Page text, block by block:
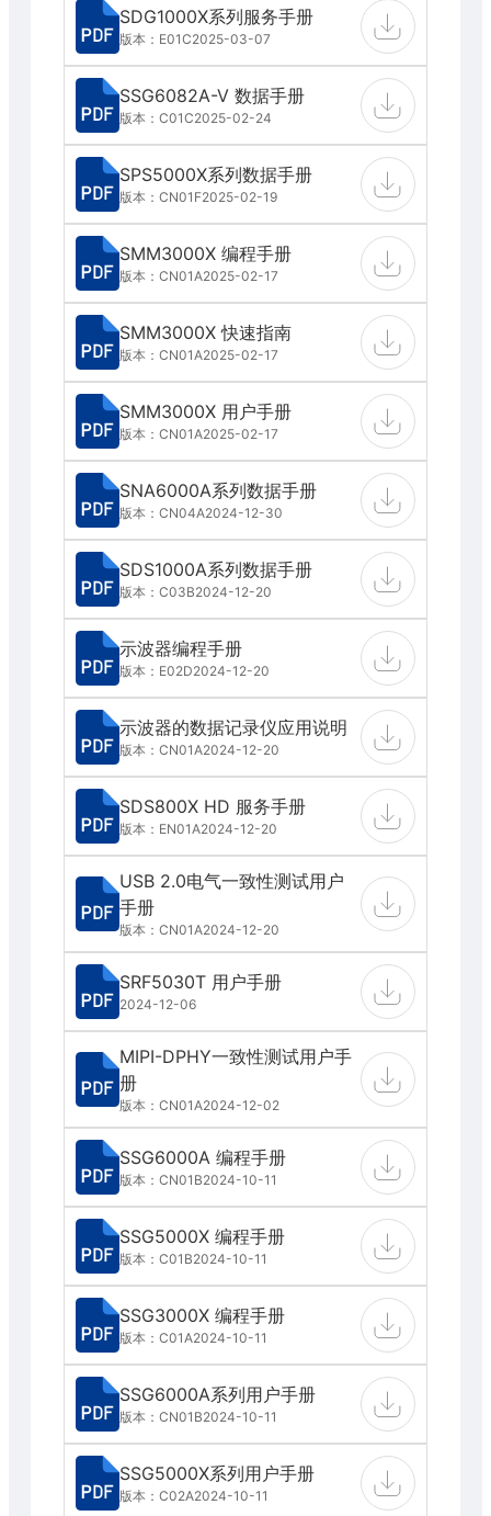
SDG1000X系列服务手册
版本：E01C2025-03-07
SSG6082A-V 数据手册
版本：C01C2025-02-24
SPS5000X系列数据手册
版本：CN01F2025-02-19
SMM3000X 编程手册
版本：CN01A2025-02-17
SMM3000X 快速指南
版本：CN01A2025-02-17
SMM3000X 用户手册
版本：CN01A2025-02-17
SNA6000A系列数据手册
版本：CN04A2024-12-30
SDS1000A系列数据手册
版本：C03B2024-12-20
示波器编程手册
版本：E02D2024-12-20
示波器的数据记录仪应用说明
版本：CN01A2024-12-20
SDS800X HD 服务手册
版本：EN01A2024-12-20
USB 2.0电气一致性测试用户
手册
版本：CN01A2024-12-20
SRF5030T 用户手册
2024-12-06
MIPI-DPHY一致性测试用户手
册
版本：CN01A2024-12-02
SSG6000A 编程手册
版本：CN01B2024-10-11
SSG5000X 编程手册
版本：C01B2024-10-11
SSG3000X 编程手册
版本：C01A2024-10-11
SSG6000A系列用户手册
版本：CN01B2024-10-11
SSG5000X系列用户手册
版本：C02A2024-10-11